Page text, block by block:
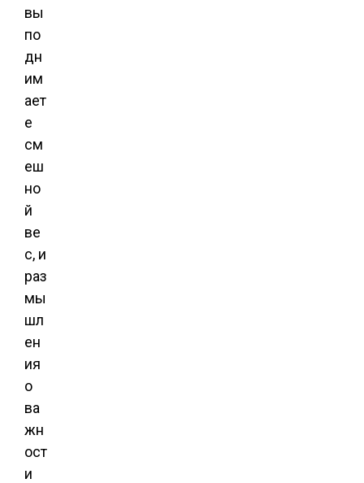
вы
по
дн
им
ает
е
см
еш
но
й
ве
с, и
раз
мы
шл
ен
ия
о
ва
жн
ост
и